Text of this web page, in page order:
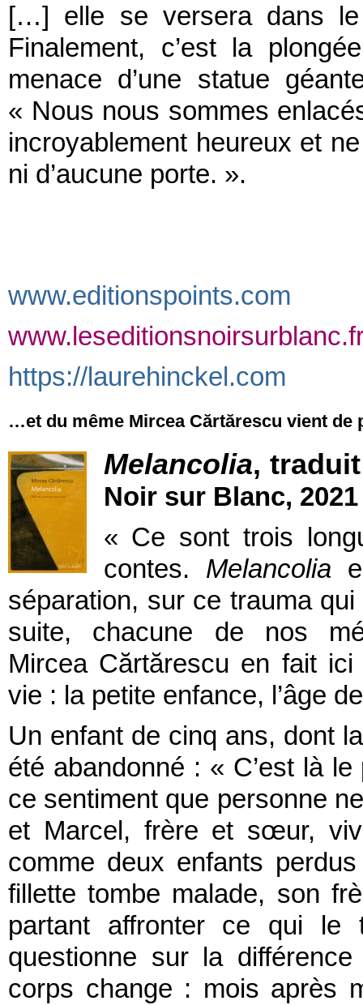
[…] elle se versera dans
Finalement, c’est la
menace d’une statue
« Nous nous sommes
incroyablement heureux et
ni d’aucune porte. ».
www.editionspoints.com
https://laurehinckel.com
…et du même Mircea Cărtărescu vient de
Melancolia,
Noir sur Blanc, 2021
« Ce sont trois
contes. Melancolia
séparation, sur ce trauma
suite, chacune de nos
Mircea Cărtărescu en fait
vie : la petite enfance, l’âge
Un enfant de cinq ans, dont
été abandonné : « C’est là
ce sentiment que personne
et Marcel, frère et sœur,
comme deux enfants
fillette tombe malade, son
partant affronter ce qui le
questionne sur la
corps change : mois après